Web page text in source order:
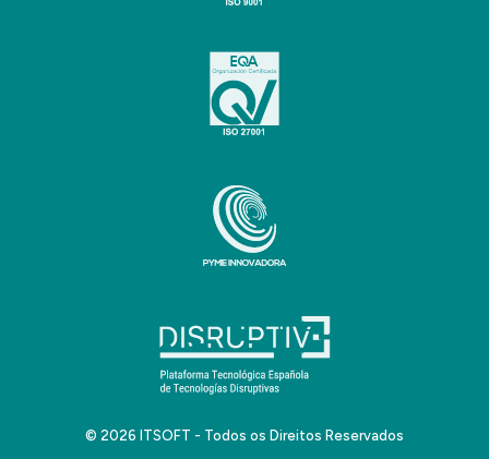
© 2026 ITSOFT - Todos os Direitos Reservados